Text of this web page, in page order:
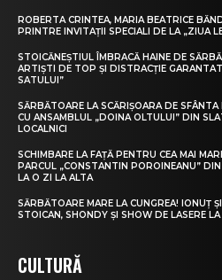
ROBERTA CRINTEA, MARIA BEATRICE
PRINTRE INVITAȚII SPECIALI DE LA „ZIUA
STOICĂNEȘTIUL ÎMBRACĂ HAINE DE
ARTIȘTI DE TOP ȘI DISTRACȚIE
SATULUI”
SĂRBĂTOARE LA SCĂRIȘOARA DE
CU ANSAMBLUL „DOINA OLTULUI” DIN
LOCALNICI
SCHIMBARE LA FAȚĂ PENTRU CEA MAI
PARCUL „CONSTANTIN POROINEANU”
LA O ZI LA ALTA
SĂRBĂTOARE MARE LA CUNGREA! IONUȚ
STOICAN, SHONDY ȘI SHOW DE LASERE LA
CULTURĂ